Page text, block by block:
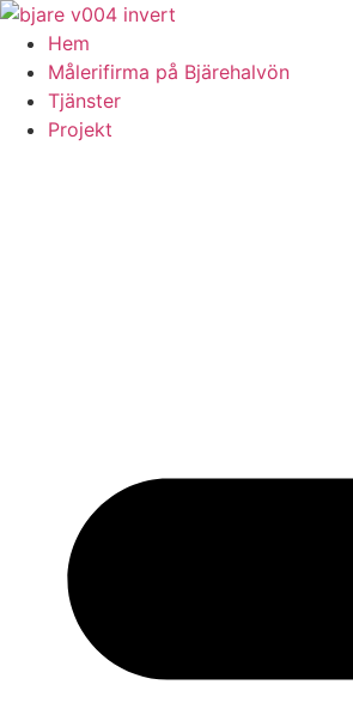
Skip
content
Hem
Målerifirma på Bjärehalvön
Tjänster
Projekt